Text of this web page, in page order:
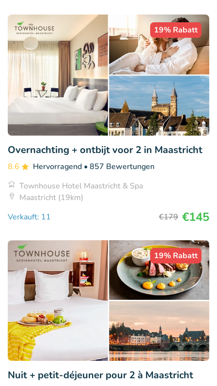
19% Rabatt
Overnachting + ontbijt voor 2 in Maastricht
8.6 Hervorragend • 857 Bewertungen
Townhouse Hotel Maastricht & Spa
Maastricht (19km)
Verkauft: 11
€179 €145
19% Rabatt
Nuit + petit-déjeuner pour 2 à Maastricht